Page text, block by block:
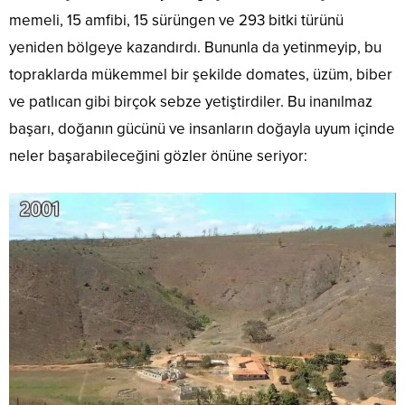
memeli, 15 amfibi, 15 sürüngen ve 293 bitki türünü
yeniden bölgeye kazandırdı. Bununla da yetinmeyip, bu
topraklarda mükemmel bir şekilde domates, üzüm, biber
ve patlıcan gibi birçok sebze yetiştirdiler. Bu inanılmaz
başarı, doğanın gücünü ve insanların doğayla uyum içinde
neler başarabileceğini gözler önüne seriyor: